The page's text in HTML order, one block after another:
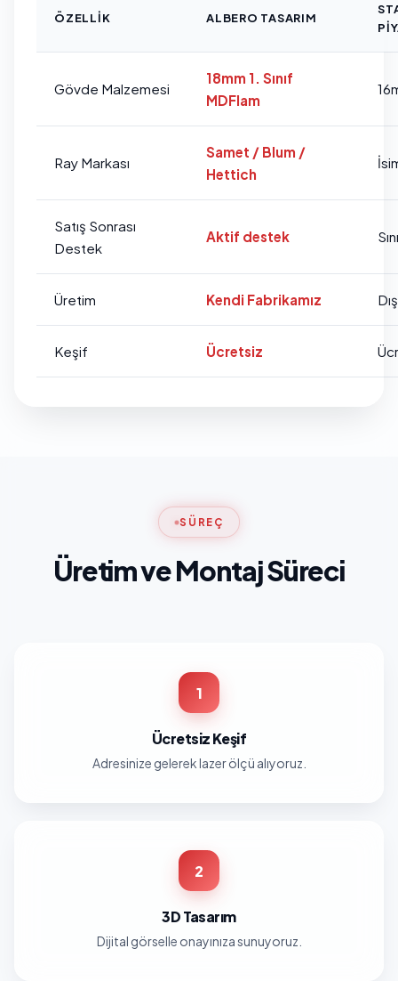
ÖZELLIK ALBERO TASARIM
Gövde Malzemesi
18mm 1. Sınıf
MDFlam
Ray Markası
Samet / Blum /
Hettich
Satış Sonrası
Destek
Aktif destek
Üretim Kendi Fabrikamız
Keşif Ücretsiz
SÜREÇ
Üretim ve Montaj Süreci
1
Ücretsiz Keşif
Adresinize gelerek lazer ölçü alıyoruz.
2
3D Tasarım
Dijital görselle onayınıza sunuyoruz.